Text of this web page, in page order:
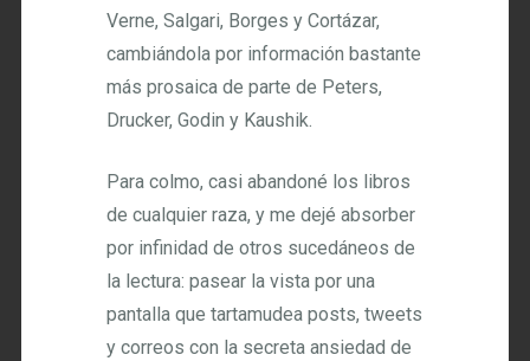
Verne, Salgari, Borges y Cortázar,
cambiándola por información bastante
más prosaica de parte de Peters,
Drucker, Godin y Kaushik.
Para colmo, casi abandoné los libros
de cualquier raza, y me dejé absorber
por infinidad de otros sucedáneos de
la lectura: pasear la vista por una
pantalla que tartamudea posts, tweets
y correos con la secreta ansiedad de